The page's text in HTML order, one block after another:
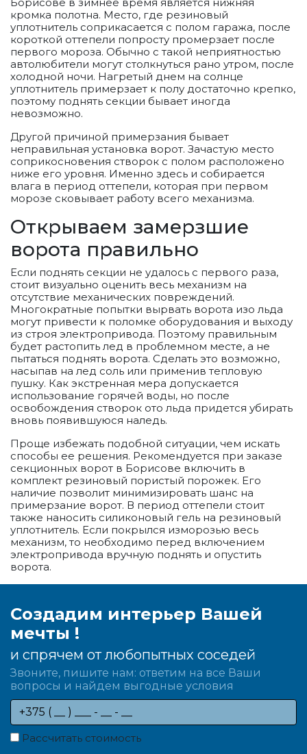
кромка полотна. Место, где резиновый
уплотнитель соприкасается с полом гаража, после
короткой оттепели попросту промерзает после
первого мороза. Обычно с такой неприятностью
автолюбители могут столкнуться рано утром, после
холодной ночи. Нагретый днем на солнце
уплотнитель примерзает к полу достаточно крепко,
поэтому поднять секции бывает иногда
невозможно.
Другой причиной примерзания бывает
неправильная установка ворот. Зачастую место
соприкосновения створок с полом расположено
ниже его уровня. Именно здесь и собирается
влага в период оттепели, которая при первом
морозе сковывает работу всего механизма.
Открываем замерзшие
ворота правильно
Если поднять секции не удалось с первого раза,
стоит визуально оценить весь механизм на
отсутствие механических повреждений.
Многократные попытки вырвать ворота изо льда
могут привести к поломке оборудования и выходу
из строя электропривода. Поэтому правильным
будет растопить лед в проблемном месте, а не
пытаться поднять ворота. Сделать это возможно,
насыпав на лед соль или применив тепловую
пушку. Как экстренная мера допускается
использование горячей воды, но после
освобождения створок ото льда придется убирать
вновь появившуюся наледь.
Проще избежать подобной ситуации, чем искать
способы ее решения. Рекомендуется при заказе
секционных ворот в Борисове включить в
комплект резиновый пористый порожек. Его
наличие позволит минимизировать шанс на
примерзание ворот. В период оттепели стоит
также наносить силиконовый гель на резиновый
уплотнитель. Если покрылся изморозью весь
механизм, то необходимо перед включением
электропривода вручную поднять и опустить
ворота.
Создадим интерьер Вашей
мечты !
и спрячем от любопытных соседей
Звоните, пишите нам: ответим на все Ваши
вопросы и найдем выгодные условия
Рассчитать стоимость